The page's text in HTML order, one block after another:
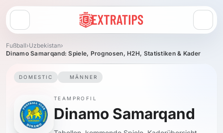
Menü öffnen
Fußball›Uzbekistan›
Dinamo Samarqand: Spiele, Prognosen, H2H, Statistiken & Kader
DOMESTIC MÄNNER
TEAMPROFIL
Dinamo Samarqand